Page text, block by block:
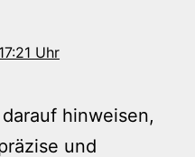
Uhr
hinweisen,
und